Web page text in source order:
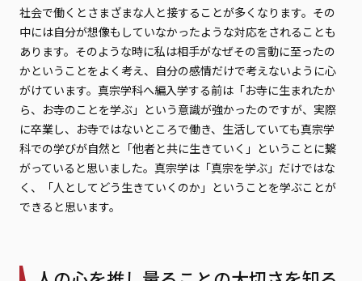
社会で働くとさまざまな人と接することが多くなります。その
中には自分が想像もしていなかったような対応をされることも
あります。そのような時に私は相手がなぜその言動に至ったの
かということをよく考え、自分の感情だけで考えないように心
がけています。真宗学科へ編入学する前は「お寺に生まれたか
ら、お寺のことを学ぶ」という意識が強かったのですが、実際
に卒業し、お寺ではないところで働き、生活していても真宗学
科での学びが自然と「他者と共に生きていく」ということに繋
がっていると思いました。真宗学は「真宗を学ぶ」だけではな
く、「人としてどう生きていくのか」ということを学ぶことが
できると思います。